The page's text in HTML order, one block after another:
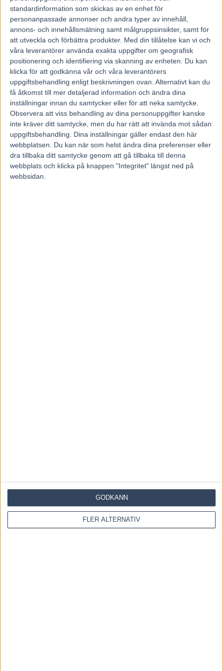
standardinformation som skickas av en enhet för
personanpassade annonser och andra typer av innehåll,
annons- och innehållsmätning samt målgruppsinsikter, samt för
att utveckla och förbättra produkter. Med din tillåtelse kan vi och
våra leverantörer använda exakta uppgifter om geografisk
positionering och identifiering via skanning av enheten. Du kan
klicka för att godkänna vår och våra leverantörers
uppgiftsbehandling enligt beskrivningen ovan. Alternativt kan du
få åtkomst till mer detaljerad information och ändra dina
inställningar innan du samtycker eller för att neka samtycke.
Observera att viss behandling av dina personuppgifter kanske
inte kräver ditt samtycke, men du har rätt att invända mot sådan
uppgiftsbehandling. Dina inställningar gäller endast den här
webbplatsen. Du kan när som helst ändra dina preferenser eller
dra tillbaka ditt samtycke genom att gå tillbaka till denna
webbplats och klicka på knappen "Integritet" längst ned på
webbsidan.
FLER ALTERNATIV
GODKÄNN
vilket för upp åttaåringen på totalt åtta miljoner kronor
intjänat. Sanity stannar nu kvar i Frankrike och nästa start
är planerad till 1 mars.
Seger även för Björn Goop
Stärkt av framgången med Sanity styrde Franck Ouvrie
även Björn Goop-tränadeUnder Bluetill seger under
lördagstävlingarna på Vincennes. Sexåringen avverkade
de 2 700 meterna i Prix de Bernay på 1.13,5 och det var
värt över 200 000 kronor.